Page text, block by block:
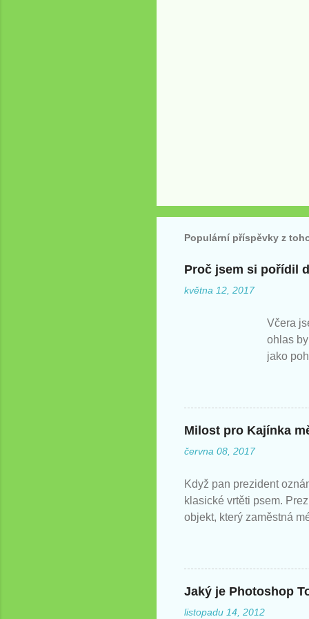
k
o
e
t
v
Populární příspěvky z
Proč jsem si pořídil
května 12, 2017
Včera
ohlas
jako
Milost pro Kajínka
června 08, 2017
Když pan prezident
klasické vrtěti psem.
objekt, který zaměstná
Jaký je Photoshop
listopadu 14, 2012